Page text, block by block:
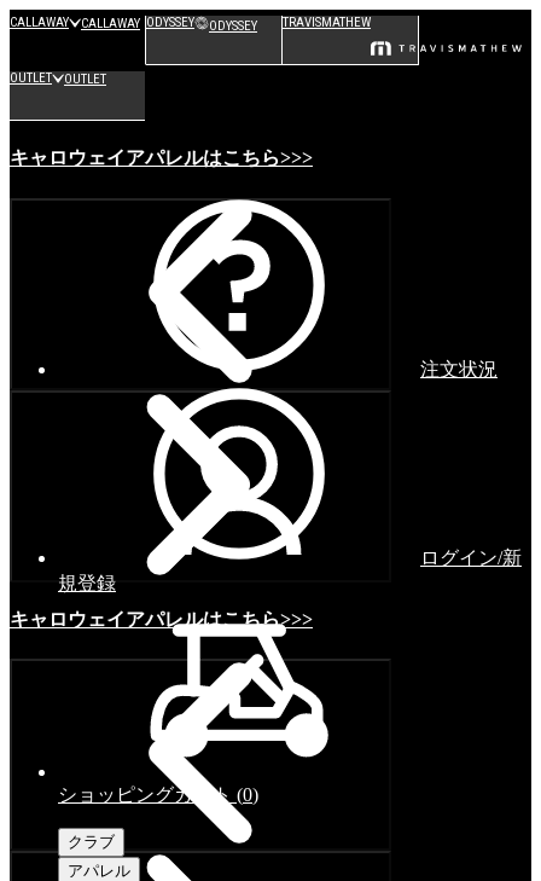
CALLAWAY CALLAWAY ODYSSEY ODYSSEY TRAVISMATHEW
OUTLET OUTLET
キャロウェイアパレルはこちら>>>
キャロウェイアパレルはこちら>>>
注文状況
ログイン/新
規登録
ショッピングカート (0)
クラブ
アパレル